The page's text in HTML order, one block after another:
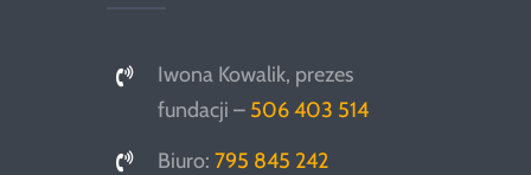
Iwona Kowalik, prezes
fundacji – 506 403 514
Biuro:795 845 242